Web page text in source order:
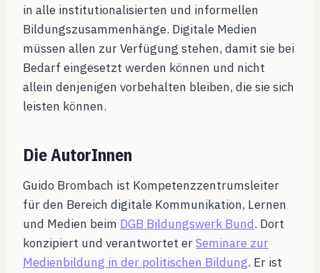
in alle institutionalisierten und informellen
Bildungszusammenhänge. Digitale Medien
müssen allen zur Verfügung stehen, damit sie bei
Bedarf eingesetzt werden können und nicht
allein denjenigen vorbehalten bleiben, die sie sich
leisten können.
Die AutorInnen
Guido Brombach ist Kompetenzzentrumsleiter
für den Bereich digitale Kommunikation, Lernen
und Medien beim DGB Bildungswerk Bund. Dort
konzipiert und verantwortet erSeminare zur
Medienbildung in der politischen Bildung. Er ist